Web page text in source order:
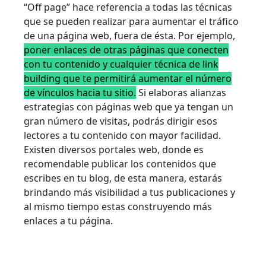
“Off page” hace referencia a todas las técnicas
que se pueden realizar para aumentar el tráfico
de una página web, fuera de ésta. Por ejemplo,
poner enlaces de otras páginas que conecten
con tu contenido y cualquier técnica de link
building que te permitirá aumentar el número
de vínculos hacia tu sitio. Si elaboras alianzas
estrategias con páginas web que ya tengan un
gran número de visitas, podrás dirigir esos
lectores a tu contenido con mayor facilidad.
Existen diversos portales web, donde es
recomendable publicar los contenidos que
escribes en tu blog, de esta manera, estarás
brindando más visibilidad a tus publicaciones y
al mismo tiempo estas construyendo más
enlaces a tu página.